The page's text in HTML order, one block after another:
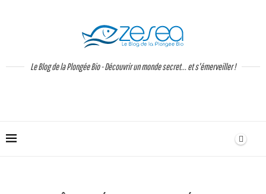
Le Blog de la Plongée Bio - Découvrir un monde secret... et s'émerveiller !